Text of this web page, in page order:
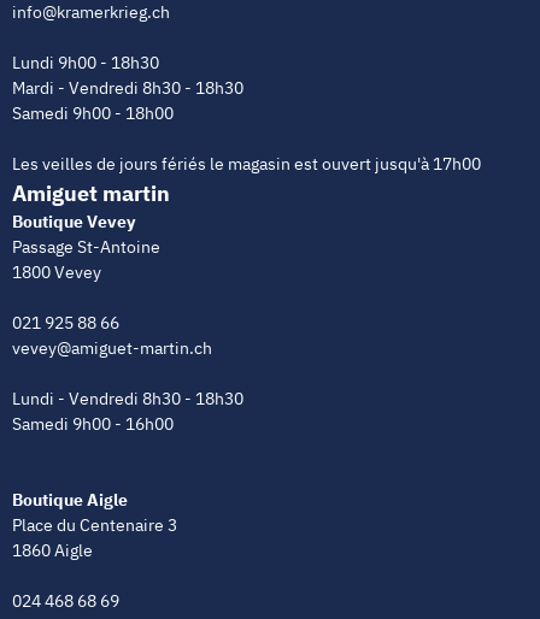
info@kramerkrieg.ch
Lundi 9h00 - 18h30
Mardi - Vendredi 8h30 - 18h30
Samedi 9h00 - 18h00
Les veilles de jours fériés le magasin est ouvert jusqu'à 17h00
Amiguet martin
Boutique Vevey
Passage St-Antoine
1800 Vevey
021 925 88 66
vevey@amiguet-martin.ch
Lundi - Vendredi 8h30 - 18h30
Samedi 9h00 - 16h00
Boutique Aigle
Place du Centenaire 3
1860 Aigle
024 468 68 69